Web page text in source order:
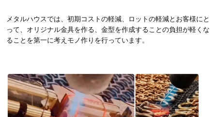
メタルハウスでは、初期コストの軽減、ロットの軽減とお客様にと
って、オリジナル金具を作る、金型を作成することの負担が軽くな
ることを第一に考えモノ作りを行っています。